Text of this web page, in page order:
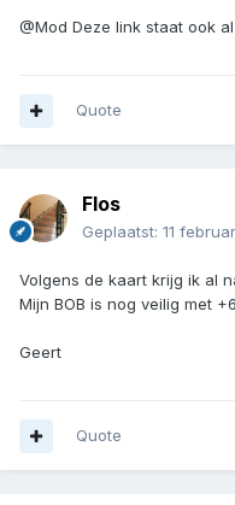
@Mod Deze link staat ook
Quote
Flos
Geplaatst: 11
Volgens de kaart krijg ik al
Mijn BOB is nog veilig met
Geert
Quote